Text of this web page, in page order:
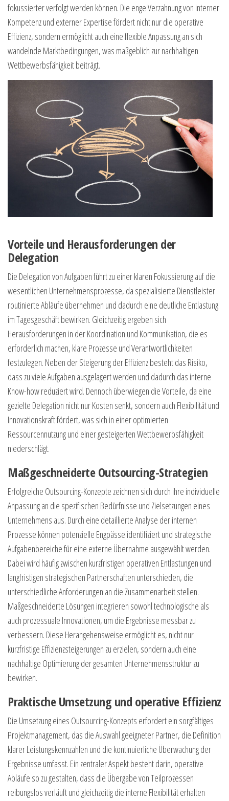
fokussierter verfolgt werden können. Die enge Verzahnung von interner
Kompetenz und externer Expertise fördert nicht nur die operative
Effizienz, sondern ermöglicht auch eine flexible Anpassung an sich
wandelnde Marktbedingungen, was maßgeblich zur nachhaltigen
Wettbewerbsfähigkeit beiträgt.
Vorteile und Herausforderungen der
Delegation
Die Delegation von Aufgaben führt zu einer klaren Fokussierung auf die
wesentlichen Unternehmensprozesse, da spezialisierte Dienstleister
routinierte Abläufe übernehmen und dadurch eine deutliche Entlastung
im Tagesgeschäft bewirken. Gleichzeitig ergeben sich
Herausforderungen in der Koordination und Kommunikation, die es
erforderlich machen, klare Prozesse und Verantwortlichkeiten
festzulegen. Neben der Steigerung der Effizienz besteht das Risiko,
dass zu viele Aufgaben ausgelagert werden und dadurch das interne
Know-how reduziert wird. Dennoch überwiegen die Vorteile, da eine
gezielte Delegation nicht nur Kosten senkt, sondern auch Flexibilität und
Innovationskraft fördert, was sich in einer optimierten
Ressourcennutzung und einer gesteigerten Wettbewerbsfähigkeit
niederschlägt.
Maßgeschneiderte Outsourcing-Strategien
Erfolgreiche Outsourcing-Konzepte zeichnen sich durch ihre individuelle
Anpassung an die spezifischen Bedürfnisse und Zielsetzungen eines
Unternehmens aus. Durch eine detaillierte Analyse der internen
Prozesse können potenzielle Engpässe identifiziert und strategische
Aufgabenbereiche für eine externe Übernahme ausgewählt werden.
Dabei wird häufig zwischen kurzfristigen operativen Entlastungen und
langfristigen strategischen Partnerschaften unterschieden, die
unterschiedliche Anforderungen an die Zusammenarbeit stellen.
Maßgeschneiderte Lösungen integrieren sowohl technologische als
auch prozessuale Innovationen, um die Ergebnisse messbar zu
verbessern. Diese Herangehensweise ermöglicht es, nicht nur
kurzfristige Effizienzsteigerungen zu erzielen, sondern auch eine
nachhaltige Optimierung der gesamten Unternehmensstruktur zu
bewirken.
Praktische Umsetzung und operative Effizienz
Die Umsetzung eines Outsourcing-Konzepts erfordert ein sorgfältiges
Projektmanagement, das die Auswahl geeigneter Partner, die Definition
klarer Leistungskennzahlen und die kontinuierliche Überwachung der
Ergebnisse umfasst. Ein zentraler Aspekt besteht darin, operative
Abläufe so zu gestalten, dass die Übergabe von Teilprozessen
reibungslos verläuft und gleichzeitig die interne Flexibilität erhalten